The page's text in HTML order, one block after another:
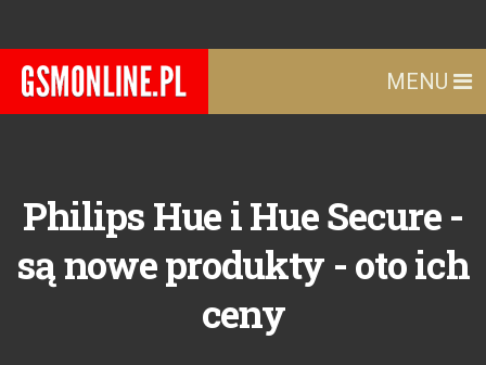
MENU
Philips Hue i Hue Secure -
są nowe produkty - oto ich
ceny